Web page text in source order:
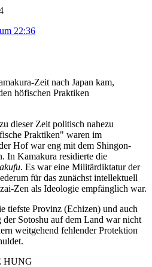
22:36
Zeit nach Japan kam,
höfischen Praktiken
dieser Zeit politisch nahezu
Praktiken" waren im
Hof war eng mit dem Shingon-
In Kamakura residierte die
. Es war eine Militärdiktatur der
für das zunächst intellektuell
Zen als Ideologie empfänglich war.
tiefste Provinz (Echizen) und auch
der Sotoshu auf dem Land war nicht
weitgehend fehlender Protektion
HUNG